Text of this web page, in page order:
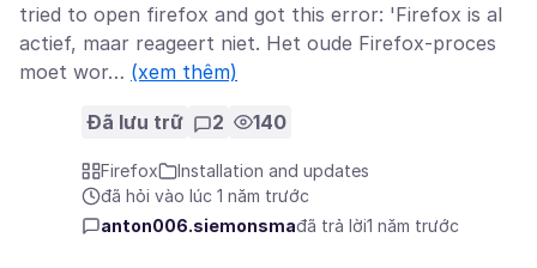
tried to open firefox and got this error: 'Firefox is al
actief, maar reageert niet. Het oude Firefox-proces
moet wor… (xem thêm)
Đã lưu trữ 2 140
Firefox
Installation and updates
đã hỏi vào lúc 1 năm trước
anton006.siemonsmađã trả lời1 năm trước